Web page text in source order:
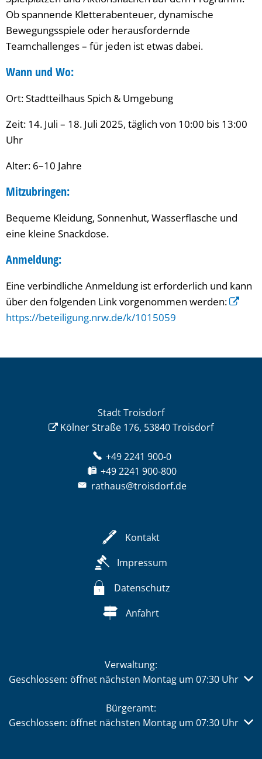
Ob spannende Kletterabenteuer, dynamische
Bewegungsspiele oder herausfordernde
Teamchallenges – für jeden ist etwas dabei.
Wann und Wo:
Ort: Stadtteilhaus Spich & Umgebung
Zeit: 14. Juli – 18. Juli 2025, täglich von 10:00 bis 13:00
Uhr
Alter: 6–10 Jahre
Mitzubringen:
Bequeme Kleidung, Sonnenhut, Wasserflasche und
eine kleine Snackdose.
Anmeldung:
Eine verbindliche Anmeldung ist erforderlich und kann
über den folgenden Link vorgenommen werden:
https://beteiligung.nrw.de/k/1015059
Stadt Troisdorf
Kölner Straße 176, 53840 Troisdorf
+49 2241 900-0
+49 2241 900-800
rathaus@troisdorf.de
Kontakt
Impressum
Datenschutz
Anfahrt
Verwaltung:
Klicken, um weitere Öffnungs- oder Schließzeiten
Geschlossen: öffnet nächsten Montag um 07:30 Uhr
Bürgeramt:
Klicken, um weitere Öffnungs- oder Schließzeiten
Geschlossen: öffnet nächsten Montag um 07:30 Uhr